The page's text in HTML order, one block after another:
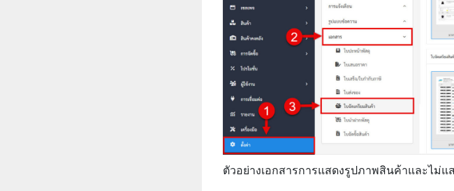
ตัวอย่างเอกสารการแสดงรูปภาพสินค้าและไม่แ